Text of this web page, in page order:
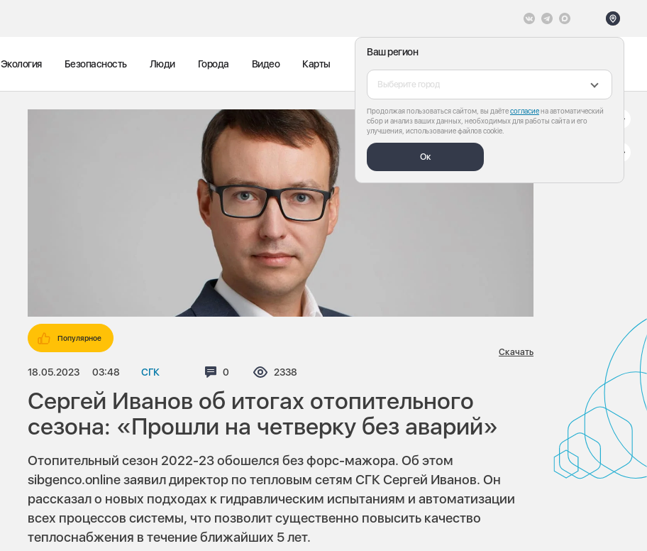
Ваш регион
Выберите город
Продолжая пользоваться сайтом, вы даётесогласиена автоматический
сбор и анализ ваших данных, необходимых для работы сайта и его
улучшения, использование файлов cookie.
Ок
Экология Безопасность Люди Города Видео Карты
Популярное
18.05.2023 03:48 СГК Комментариев:
0 Просмотров:
2338
Скачать
Сергей Иванов об итогах отопительного
сезона: «Прошли на четверку без аварий»
Отопительный сезон 2022-23 обошелся без форс-мажора. Об этом
sibgenco.online заявил директор по тепловым сетям СГК Сергей Иванов. Он
рассказал о новых подходах к гидравлическим испытаниям и автоматизации
всех процессов системы, что позволит существенно повысить качество
теплоснабжения в течение ближайших 5 лет.